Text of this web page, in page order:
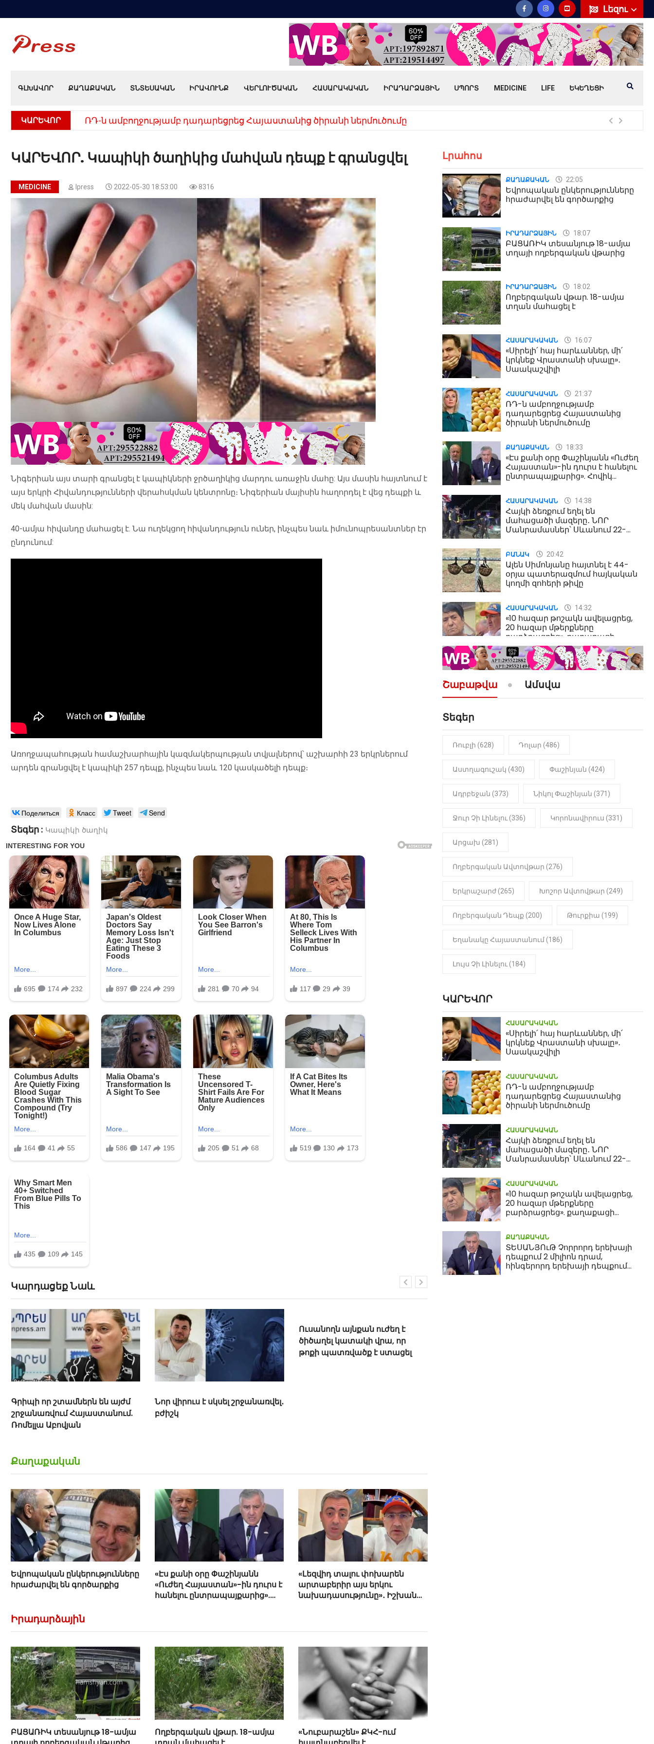
Լեզու
ԳԼԽԱՎՈՐ ՔԱՂԱՔԱԿԱՆ ՏՆՏԵՍԱԿԱՆ ԻՐԱՎՈՒՆՔ ՎԵՐԼՈՒԾԱԿԱՆ ՀԱՍԱՐԱԿԱԿԱՆ ԻՐԱԴԱՐՁԱՅԻՆ ՍՊՈՐՏ MEDICINE LIFE ԵԿԵՂԵՑԻ
ԿԱՐԵՎՈՐ ՌԴ-ն ամբողջությամբ դադարեցրեց Հայաստանից ծիրանի ներմուծումը
ԿԱՐԵՎՈՐ. Կապիկի ծաղիկից մահվան դեպք է գրանցվել
MEDICINE Ipress 2022-05-30 18:53:00 8316
Նիգերիան այս տարի գրանցել է կապիկների ջրծաղիկից մարդու առաջին մահը: Այս մասին հայտնում է
այս երկրի Հիվանդությունների վերահսկման կենտրոնը։ Նիգերիան մայիսին հաղորդել է վեց դեպքի և
մեկ մահվան մասին:
40-ամյա հիվանդը մահացել է. Նա ուղեկցող հիվանդություն ուներ, ինչպես նաև իմունոպրեսանտներ էր
ընդունում:
Առողջապահության համաշխարհային կազմակերպության տվյալներով՝ աշխարհի 23 երկրներում
արդեն գրանցվել է կապիկի 257 դեպք, ինչպես նաև 120 կասկածելի դեպք։
Поделиться Класс Tweet Send
Տեգեր : Կապիկի ծաղիկ
Կարդացեք Նաև
Գրիպի որ շտամներն են այժմ
շրջանառվում Հայաստանում.
Ռոմելլա Աբովյան
Նոր վիրուս է սկսել շրջանառվել․
բժիշկ
Քաղաքական
Եվրոպական ընկերությունները
հրաժարվել են գործարքից
«Էս քանի օրը Փաշինյանն
«Ուժեղ Հայաստան»-ին դուրս է
հանելու ընտրապայքարից».
«Լեզվիդ տալու փոխարեն
արտաբերիր այս երկու
նախադասությունը»․ Իշխան
Իրադարձային
ԲԱՑԱՌԻԿ տեսանյութ 18-ամյա
Ողբերգական վթար. 18-ամյա
«Նուբարաշեն» ՔԿՀ-ում
Լրահոս
ՔԱՂԱՔԱԿԱՆ 22:05
Եվրոպական ընկերությունները
հրաժարվել են գործարքից
ԻՐԱԴԱՐՁԱՅԻՆ 18:07
ԲԱՑԱՌԻԿ տեսանյութ 18-ամյա
տղայի ողբերգական վթարից
ԻՐԱԴԱՐՁԱՅԻՆ 18:02
Ողբերգական վթար. 18-ամյա
տղան մահացել է
ՀԱՍԱՐԱԿԱԿԱՆ 16:07
«Սիրելի՛ հայ հարևաններ, մի՛
կրկնեք Վրաստանի սխալը»․
Սաակաշվիլի
ՀԱՍԱՐԱԿԱԿԱՆ 21:37
ՌԴ-ն ամբողջությամբ
դադարեցրեց Հայաստանից
ծիրանի ներմուծումը
ՔԱՂԱՔԱԿԱՆ 18:33
«Էս քանի օրը Փաշինյանն «Ուժեղ
Հայաստան»-ին դուրս է հանելու
ընտրապայքարից». Հովիկ
ՀԱՍԱՐԱԿԱԿԱՆ 14:38
Հայկի ձեռքում եղել են
մահացածի մազերը․ ՆՈՐ
Մանրամասներ՝ Սևանում 22-
ԲԱՆԱԿ 20:42
Ալեն Սիմոնյանը հայտնել է 44-
օրյա պատերազմում հայկական
կողմի զոհերի թիվը
ՀԱՍԱՐԱԿԱԿԱՆ 14:32
«10 հազար թոշակն ավելացրեց,
20 հազար մթերքները
բարձրացրեց». քաղաքացի
(տեսանյութ)
ՔԱՂԱՔԱԿԱՆ 10:52
«Լեզվիդ տալու փոխարեն
արտաբերիր այս երկու
նախադասությունը»․ Իշխան
Նիկոլ Փաշինյան
ԻՐԱԴԱՐՁԱՅԻՆ 22:01
հայտնաբերվել է
մանկապղծության համար
մարմինը
Շաբաթվա Ամսվա
Տեգեր
Ռուբլի (628) Դոլար (486)
Աստղագուշակ (430) Փաշինյան (424)
Ադրբեջան (373) Նիկոլ Փաշինյան (371)
Ջուր Չի Լինելու (336) Կորոնավիրուս (331)
Արցախ (281)
Ողբերգական Ավտովթար (276)
Երկրաշարժ (265) Խոշոր Ավտովթար (249)
Ողբերգական Դեպք (200) Թուրքիա (199)
Եղանակը Հայաստանում (186)
Լույս Չի Լինելու (184)
ԿԱՐԵՎՈՐ
ՀԱՍԱՐԱԿԱԿԱՆ
«Սիրելի՛ հայ հարևաններ, մի՛
կրկնեք Վրաստանի սխալը»․
Սաակաշվիլի
ՀԱՍԱՐԱԿԱԿԱՆ
ՌԴ-ն ամբողջությամբ
դադարեցրեց Հայաստանից
ծիրանի ներմուծումը
ՀԱՍԱՐԱԿԱԿԱՆ
Հայկի ձեռքում եղել են
մահացածի մազերը․ ՆՈՐ
Մանրամասներ՝ Սևանում 22-
ՀԱՍԱՐԱԿԱԿԱՆ
«10 հազար թոշակն ավելացրեց,
20 հազար մթերքները
բարձրացրեց». քաղաքացի
ՔԱՂԱՔԱԿԱՆ
ՏԵՍԱՆՅՈւԹ Չորրորդ երեխայի
դեպքում 2 միլիոն դրամ,
հինգերորդ երեխայի դեպքում